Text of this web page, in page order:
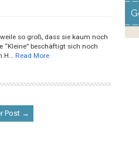
so groß, dass sie kaum noch
“Kleine” beschäftigt sich noch
Read More
Post →